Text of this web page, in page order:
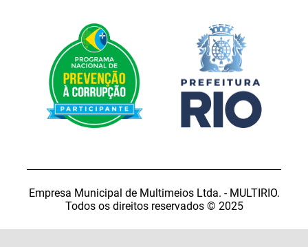
Empresa Municipal de Multimeios Ltda. - MULTIRIO.
Todos os direitos reservados © 2025